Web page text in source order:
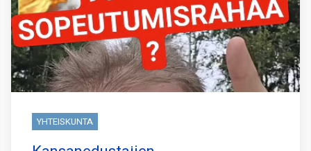
YHTEISKUNTA